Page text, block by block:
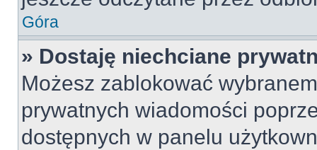
Góra
» Dostaję niechciane
Możesz zablokować
prywatnych wiadomości
dostępnych w panelu